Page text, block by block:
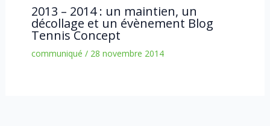
2013 – 2014 : un maintien, un
décollage et un évènement Blog
Tennis Concept
communiqué / 28 novembre 2014